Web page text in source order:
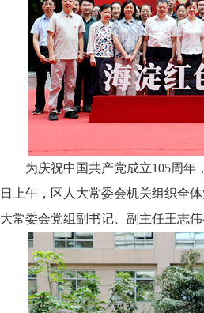
为庆祝中国共产党成立105周年
日上午，区人大常委会机关组织全
大常委会党组副书记、副主任王志伟